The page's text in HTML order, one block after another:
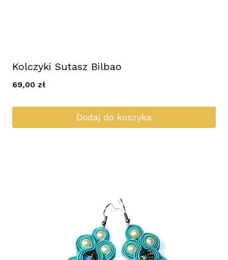
Kolczyki Sutasz Bilbao
69,00 zł
Dodaj do koszyka